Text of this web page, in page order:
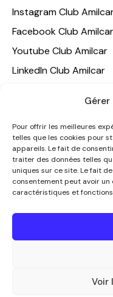
Pour offrir les meilleures
telles que les cookies pour
appareils. Le fait de
traiter des données telles
uniques sur ce site. Le fait
consentement peut avoir
caractéristiques et
Voir
Instagram Club
Facebook Club Amilcar
Youtube Club Amilcar
LinkedIn Club Amilcar
NOTRE GROUPE
ACCUEIL
AMILCAR TRAVEL CLUB
CLUB AMILCAR, Club
AGENCE MEDIANE
CONTACT
+33 7 49 60 92 02